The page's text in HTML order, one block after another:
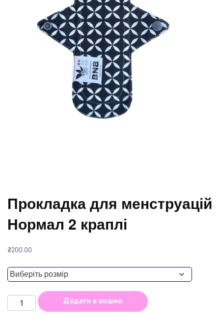
Прокладка для менструацій
Нормал 2 краплі
₴200.00
Прокладка
менструацій
Додати в кошик